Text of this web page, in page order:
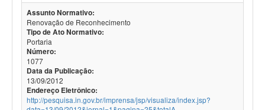
Assunto Normativo:
Renovação de Reconhecimento
Tipo de Ato Normativo:
Portaria
Número:
1077
Data da Publicação:
13/09/2012
Endereço Eletrônico:
http://pesquisa.in.gov.br/imprensa/jsp/visualiza/index.jsp?